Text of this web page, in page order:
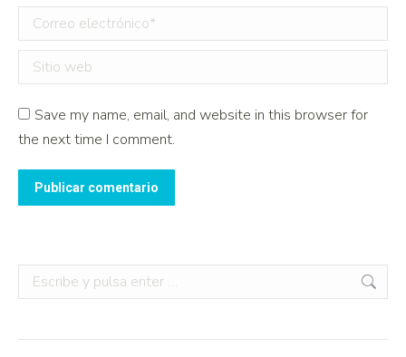
Correo electrónico *
Sitio web
Save my name, email, and website in this browser for
the next time I comment.
Publicar comentario